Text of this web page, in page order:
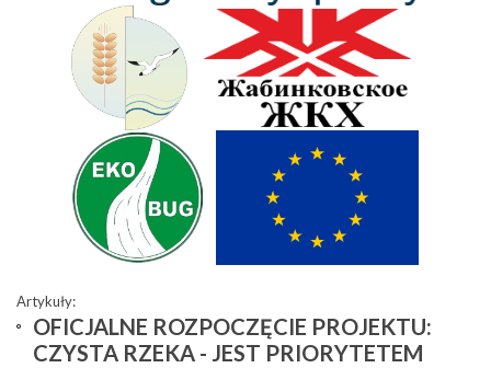
Artykuły:
OFICJALNE ROZPOCZĘCIE PROJEKTU:
CZYSTA RZEKA - JEST PRIORYTETEM